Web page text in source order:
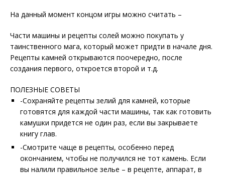
На данный момент концом игры можно считать –
Части машины и рецепты солей можно покупать у
таинственного мага, который может придти в начале дня.
Рецепты камней открываются поочередно, после
создания первого, откроется второй и т.д.
ПОЛЕЗНЫЕ СОВЕТЫ
-Сохраняйте рецепты зелий для камней, которые
готовятся для каждой части машины, так как готовить
камушки придется не один раз, если вы закрываете
книгу глав.
-Смотрите чаще в рецепты, особенно перед
окончанием, чтобы не получился не тот камень. Если
вы налили правильное зелье – в рецепте, аппарат, в